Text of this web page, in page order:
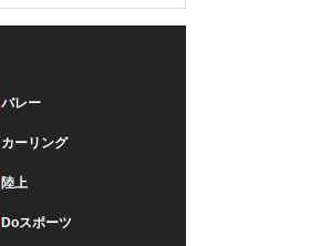
バレー
カーリング
陸上
Doスポーツ